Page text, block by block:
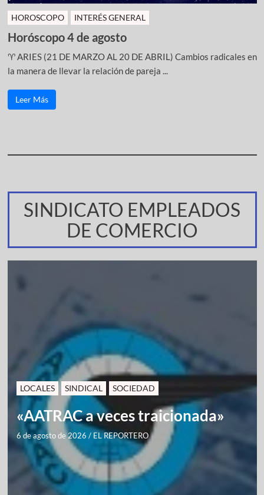
HOROSCOPO INTERÉS GENERAL
Horóscopo 4 de agosto
♈ ARIES (21 DE MARZO AL 20 DE ABRIL) Cambios radicales en
la manera de llevar la relación de pareja ...
Leer Más
SINDICATO EMPLEADOS
DE COMERCIO
LOCALES SINDICAL SOCIEDAD
«AATRAC a veces traicionada»
6 de agosto de 2026 / EL REPORTERO